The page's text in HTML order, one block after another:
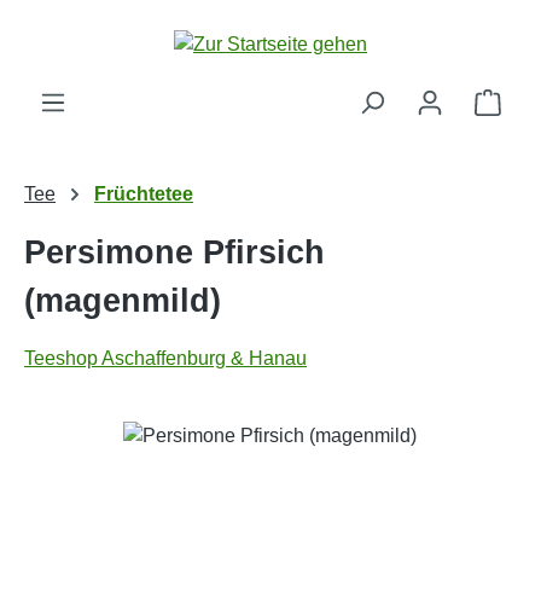
Zum Hauptinhalt springen
Tee Früchtetee
Persimone Pfirsich
(magenmild)
Teeshop Aschaffenburg & Hanau
Bildergalerie überspringen